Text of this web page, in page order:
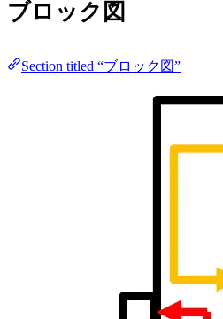
ブロック図
Section titled “ブロック図”